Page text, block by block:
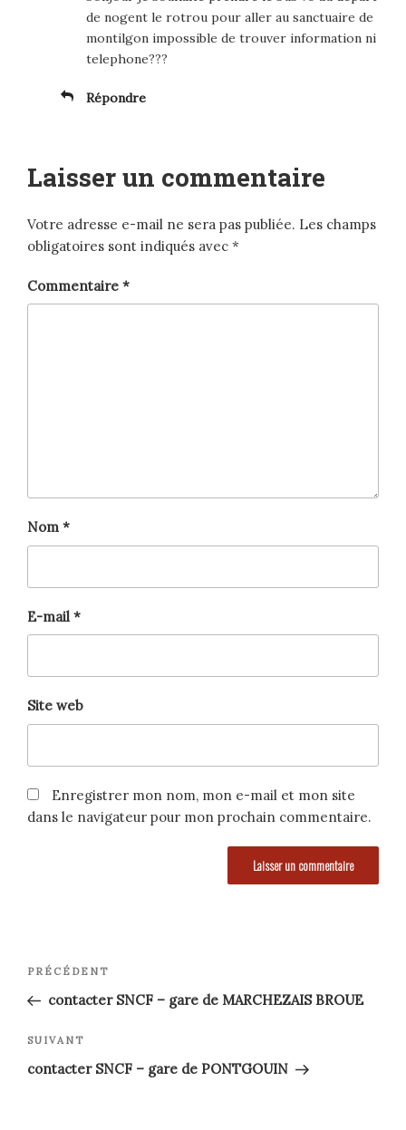
de nogent le rotrou pour aller au sanctuaire de
montilgon impossible de trouver information ni
telephone???
Répondre
Laisser un commentaire
Votre adresse e-mail ne sera pas publiée. Les champs
obligatoires sont indiqués avec *
Commentaire *
Nom *
E-mail *
Site web
Enregistrer mon nom, mon e-mail et mon site
dans le navigateur pour mon prochain commentaire.
Navigation
de
l’article
Article
précédent
PRÉCÉDENT
contacter SNCF – gare de MARCHEZAIS BROUE
Article
suivant
SUIVANT
contacter SNCF – gare de PONTGOUIN